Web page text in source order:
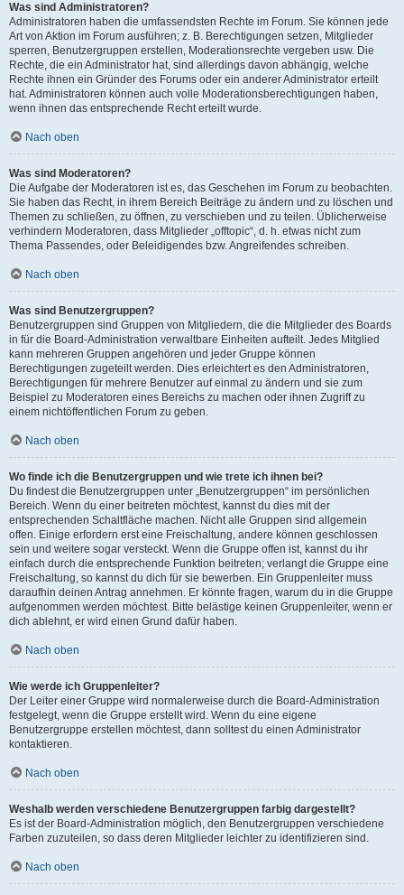
Was sind Administratoren?
Administratoren haben die umfassendsten Rechte im Forum. Sie können jede
Art von Aktion im Forum ausführen; z. B. Berechtigungen setzen, Mitglieder
sperren, Benutzergruppen erstellen, Moderationsrechte vergeben usw. Die
Rechte, die ein Administrator hat, sind allerdings davon abhängig, welche
Rechte ihnen ein Gründer des Forums oder ein anderer Administrator erteilt
hat. Administratoren können auch volle Moderationsberechtigungen haben,
wenn ihnen das entsprechende Recht erteilt wurde.
Nach oben
Was sind Moderatoren?
Die Aufgabe der Moderatoren ist es, das Geschehen im Forum zu beobachten.
Sie haben das Recht, in ihrem Bereich Beiträge zu ändern und zu löschen und
Themen zu schließen, zu öffnen, zu verschieben und zu teilen. Üblicherweise
verhindern Moderatoren, dass Mitglieder „offtopic“, d. h. etwas nicht zum
Thema Passendes, oder Beleidigendes bzw. Angreifendes schreiben.
Nach oben
Was sind Benutzergruppen?
Benutzergruppen sind Gruppen von Mitgliedern, die die Mitglieder des Boards
in für die Board-Administration verwaltbare Einheiten aufteilt. Jedes Mitglied
kann mehreren Gruppen angehören und jeder Gruppe können
Berechtigungen zugeteilt werden. Dies erleichtert es den Administratoren,
Berechtigungen für mehrere Benutzer auf einmal zu ändern und sie zum
Beispiel zu Moderatoren eines Bereichs zu machen oder ihnen Zugriff zu
einem nichtöffentlichen Forum zu geben.
Nach oben
Wo finde ich die Benutzergruppen und wie trete ich ihnen bei?
Du findest die Benutzergruppen unter „Benutzergruppen“ im persönlichen
Bereich. Wenn du einer beitreten möchtest, kannst du dies mit der
entsprechenden Schaltfläche machen. Nicht alle Gruppen sind allgemein
offen. Einige erfordern erst eine Freischaltung, andere können geschlossen
sein und weitere sogar versteckt. Wenn die Gruppe offen ist, kannst du ihr
einfach durch die entsprechende Funktion beitreten; verlangt die Gruppe eine
Freischaltung, so kannst du dich für sie bewerben. Ein Gruppenleiter muss
daraufhin deinen Antrag annehmen. Er könnte fragen, warum du in die Gruppe
aufgenommen werden möchtest. Bitte belästige keinen Gruppenleiter, wenn er
dich ablehnt, er wird einen Grund dafür haben.
Nach oben
Wie werde ich Gruppenleiter?
Der Leiter einer Gruppe wird normalerweise durch die Board-Administration
festgelegt, wenn die Gruppe erstellt wird. Wenn du eine eigene
Benutzergruppe erstellen möchtest, dann solltest du einen Administrator
kontaktieren.
Nach oben
Weshalb werden verschiedene Benutzergruppen farbig dargestellt?
Es ist der Board-Administration möglich, den Benutzergruppen verschiedene
Farben zuzuteilen, so dass deren Mitglieder leichter zu identifizieren sind.
Nach oben